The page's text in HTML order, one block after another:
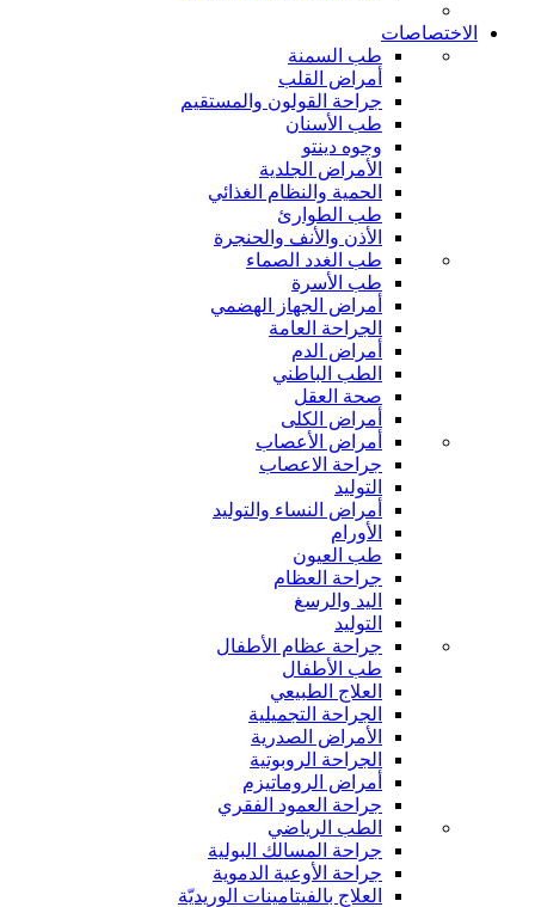
الاختصاصات
طب السمنة
أمراض القلب
جراحة القولون والمستقيم
طب الأسنان
وجوه دينتو
الأمراض الجلدية
الحمية والنظام الغذائي
طب الطوارئ
الأذن والأنف والحنجرة
طب الغدد الصماء
طب الأسرة
أمراض الجهاز الهضمي
الجراحة العامة
أمراض الدم
الطب الباطني
صحة العقل
أمراض الكلى
أمراض الأعصاب
جراحة الاعصاب
التوليد
أمراض النساء والتوليد
الأورام
طب العيون
جراحة العظام
اليد والرسغ
التوليد
جراحة عظام الأطفال
طب الأطفال
العلاج الطبيعي
الجراحة التجميلية
الأمراض الصدرية
الجراحة الروبوتية
أمراض الروماتيزم
جراحة العمود الفقري
الطب الرياضي
جراحة المسالك البولية
جراحة الأوعية الدموية
العلاج بالفيتامينات الوريديّة